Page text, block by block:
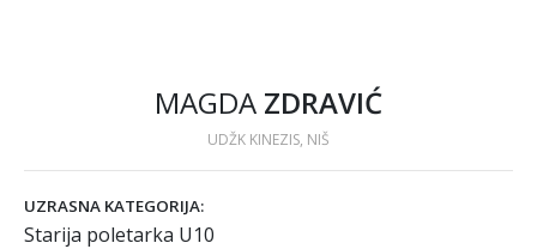
MAGDA ZDRAVIĆ
UDŽK KINEZIS, NIŠ
UZRASNA KATEGORIJA:
Starija poletarka U10